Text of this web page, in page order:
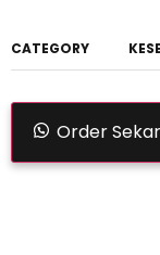
CATEGORY
Order